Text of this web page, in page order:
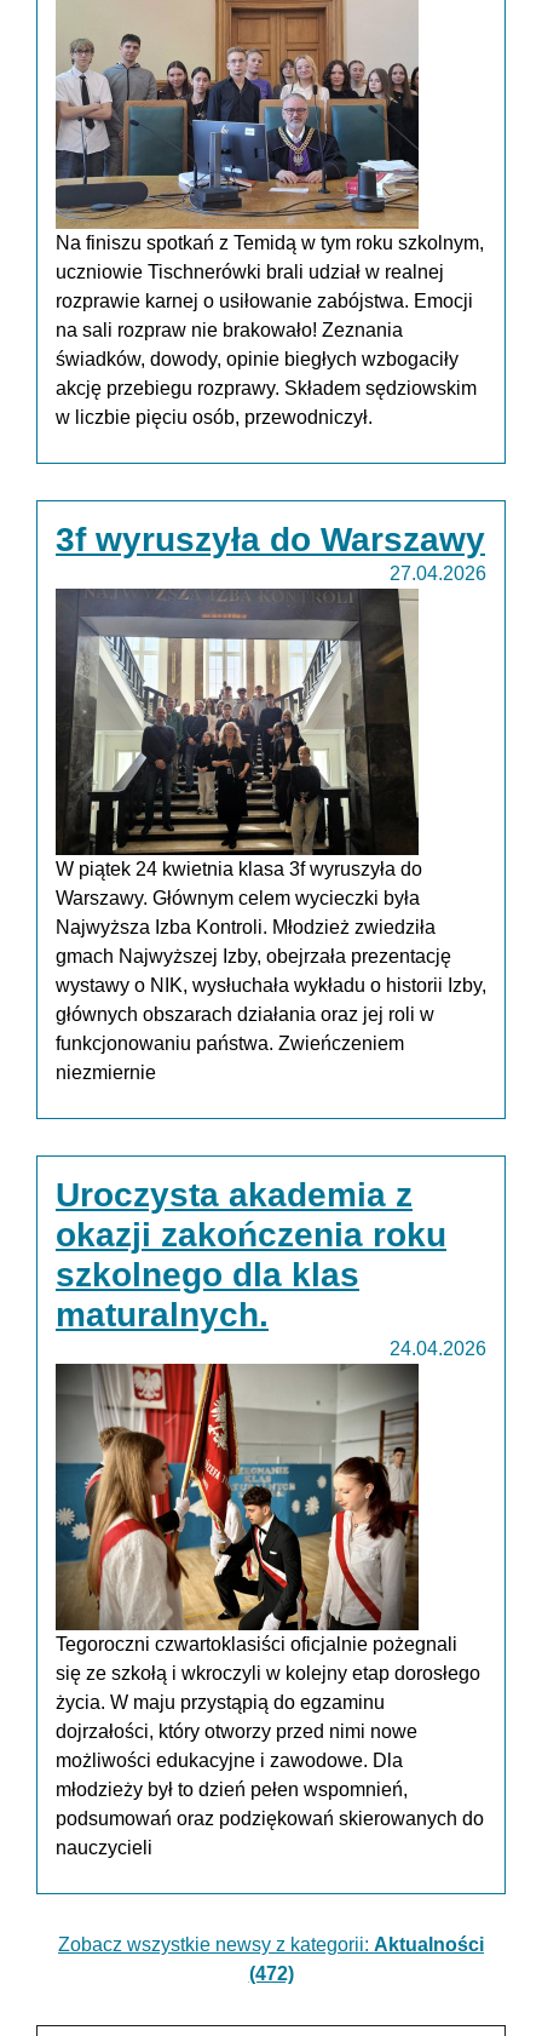
Na finiszu spotkań z Temidą w tym roku szkolnym,
uczniowie Tischnerówki brali udział w realnej
rozprawie karnej o usiłowanie zabójstwa. Emocji
na sali rozpraw nie brakowało! Zeznania
świadków, dowody, opinie biegłych wzbogaciły
akcję przebiegu rozprawy. Składem sędziowskim
w liczbie pięciu osób, przewodniczył.
3f wyruszyła do Warszawy
27.04.2026
W piątek 24 kwietnia klasa 3f wyruszyła do
Warszawy. Głównym celem wycieczki była
Najwyższa Izba Kontroli. Młodzież zwiedziła
gmach Najwyższej Izby, obejrzała prezentację
wystawy o NIK, wysłuchała wykładu o historii Izby,
głównych obszarach działania oraz jej roli w
funkcjonowaniu państwa. Zwieńczeniem
niezmiernie
Uroczysta akademia z
okazji zakończenia roku
szkolnego dla klas
maturalnych.
24.04.2026
Tegoroczni czwartoklasiści oficjalnie pożegnali
się ze szkołą i wkroczyli w kolejny etap dorosłego
życia. W maju przystąpią do egzaminu
dojrzałości, który otworzy przed nimi nowe
możliwości edukacyjne i zawodowe. Dla
młodzieży był to dzień pełen wspomnień,
podsumowań oraz podziękowań skierowanych do
nauczycieli
Zobacz wszystkie newsy z kategorii: Aktualności
(472)